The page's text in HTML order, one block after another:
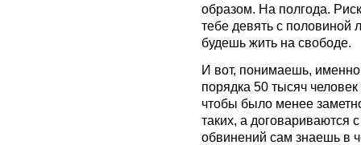
образом. На полгода.
тебе девять с половиной
будешь жить на свободе.
И вот, понимаешь,
порядка 50 тысяч
чтобы было менее
таких, а
обвинений сам знаешь в